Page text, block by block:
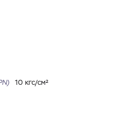
10 кгс/см²